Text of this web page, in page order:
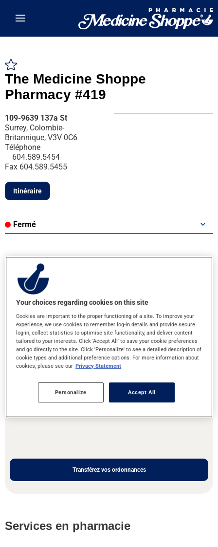
The Medicine Shoppe
Pharmacy #419
109-9639 137a St
Surrey, Colombie-
Britannique, V3V 0C6
Téléphone
604.589.5454
Fax 604.589.5455
Itinéraire
Fermé
Transférez vos ordonnances ou prenez
rendez-vous!
Votre santé entre bonnes mains
Transfert d'ordonnances
Vous déménagez ou souhaitez changer de pharmacie ? C’est
facile de transférer vos ordonnances à cette pharmacie!
Transférez vos ordonnances
Services en pharmacie
Your choices regarding cookies on this site
Cookies are important to the proper functioning of a site. To improve your
experience, we use cookies to remember log-in details and provide secure
log-in, collect statistics to optimise site functionality, and deliver content
tailored to your interests. Click 'Accept All' to save your cookie preferences
and go directly to the site. Click 'Personalize' to see a detailed description of
cookie types and additional preference options. For more information about
cookies, please see our Privacy Statement
Personalize Accept All